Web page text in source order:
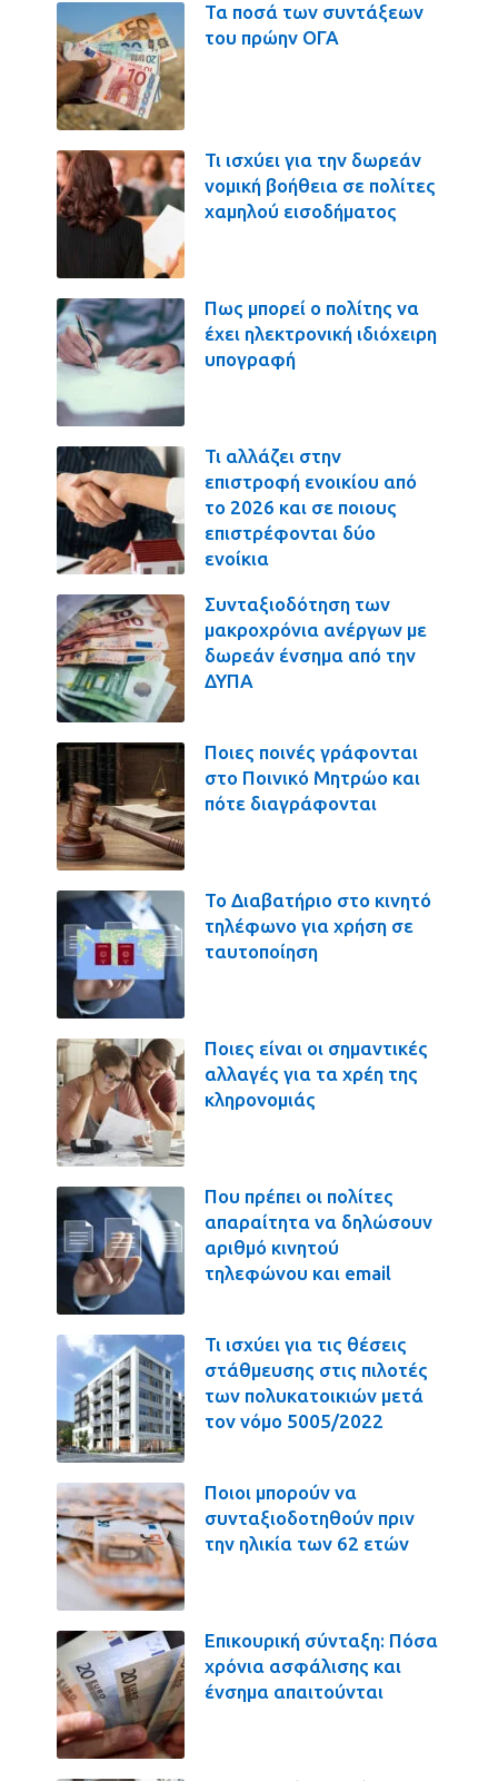
Τα ποσά των συντάξεων
του πρώην ΟΓΑ
Τι ισχύει για την δωρεάν
νομική βοήθεια σε πολίτες
χαμηλού εισοδήματος
Πως μπορεί ο πολίτης να
έχει ηλεκτρονική ιδιόχειρη
υπογραφή
Τι αλλάζει στην
επιστροφή ενοικίου από
το 2026 και σε ποιους
επιστρέφονται δύο
ενοίκια
Συνταξιοδότηση των
μακροχρόνια ανέργων με
δωρεάν ένσημα από την
ΔΥΠΑ
Ποιες ποινές γράφονται
στο Ποινικό Μητρώο και
πότε διαγράφονται
Το Διαβατήριο στο κινητό
τηλέφωνο για χρήση σε
ταυτοποίηση
Ποιες είναι οι σημαντικές
αλλαγές για τα χρέη της
κληρονομιάς
Που πρέπει οι πολίτες
απαραίτητα να δηλώσουν
αριθμό κινητού
τηλεφώνου και email
Τι ισχύει για τις θέσεις
στάθμευσης στις πιλοτές
των πολυκατοικιών μετά
τον νόμο 5005/2022
Ποιοι μπορούν να
συνταξιοδοτηθούν πριν
την ηλικία των 62 ετών
Επικουρική σύνταξη: Πόσα
χρόνια ασφάλισης και
ένσημα απαιτούνται